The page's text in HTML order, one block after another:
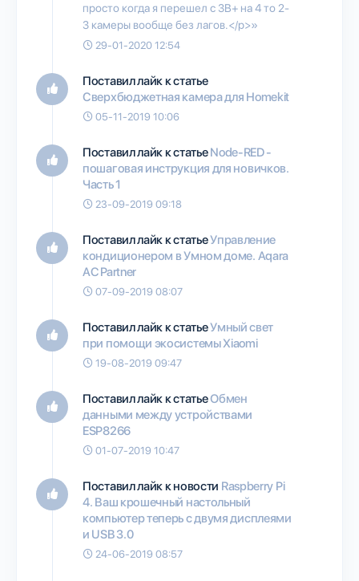
просто когда я перешел с 3B+ на 4 то 2-
3 камеры вообще без лагов.</p>»
29-01-2020 12:54
Поставил лайк к статье
Сверхбюджетная камера для Homekit
05-11-2019 10:06
Поставил лайк к статьеNode-RED -
пошаговая инструкция для новичков.
Часть 1
23-09-2019 09:18
Поставил лайк к статьеУправление
кондиционером в Умном доме. Aqara
AC Partner
07-09-2019 08:07
Поставил лайк к статьеУмный свет
при помощи экосистемы Xiaomi
19-08-2019 09:47
Поставил лайк к статьеОбмен
данными между устройствами
ESP8266
01-07-2019 10:47
Поставил лайк к новости Raspberry Pi
4. Ваш крошечный настольный
компьютер теперь с двумя дисплеями
и USB 3.0
24-06-2019 08:57